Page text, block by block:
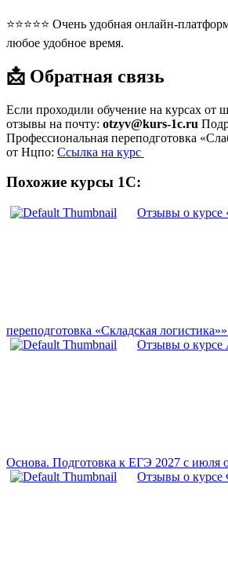
⭐⭐⭐⭐⭐ Очень удобная онлайн-
любое удобное время.
📩 Обратная связь
Если проходили обучение на курсах от
отзывы на почту: otzyv@kurs-1c.ru
Профессиональная переподготовка
от Нцпо: Ссылка на курс
Похожие курсы 1С:
Отзывы о курсе
переподготовка «Складская
Отзывы о курсе
Основа. Подготовка к ЕГЭ 2027 с июля
Отзывы о курсе